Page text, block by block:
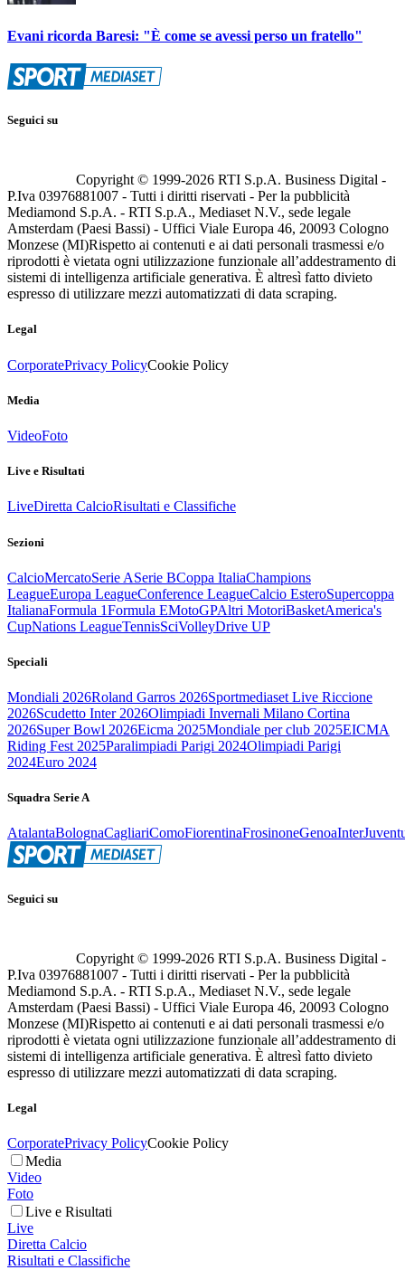
Evani ricorda Baresi: "È come se avessi perso un fratello"
Seguici su
Copyright © 1999-2026 RTI S.p.A. Business Digital -
P.Iva 03976881007 - Tutti i diritti riservati - Per la pubblicità
Mediamond S.p.A. - RTI S.p.A., Mediaset N.V., sede legale
Amsterdam (Paesi Bassi) - Uffici Viale Europa 46, 20093 Cologno
Monzese (MI)Rispetto ai contenuti e ai dati personali trasmessi e/o
riprodotti è vietata ogni utilizzazione funzionale all’addestramento di
sistemi di intelligenza artificiale generativa. È altresì fatto divieto
espresso di utilizzare mezzi automatizzati di data scraping.
Legal
CorporatePrivacy PolicyCookie Policy
Media
VideoFoto
Live e Risultati
LiveDiretta CalcioRisultati e Classifiche
Sezioni
CalcioMercatoSerie ASerie BCoppa ItaliaChampions
LeagueEuropa LeagueConference LeagueCalcio EsteroSupercoppa
ItalianaFormula 1Formula EMotoGPAltri MotoriBasketAmerica's
CupNations LeagueTennisSciVolleyDrive UP
Speciali
Mondiali 2026Roland Garros 2026Sportmediaset Live Riccione
2026Scudetto Inter 2026Olimpiadi Invernali Milano Cortina
2026Super Bowl 2026Eicma 2025Mondiale per club 2025EICMA
Riding Fest 2025Paralimpiadi Parigi 2024Olimpiadi Parigi
2024Euro 2024
Squadra Serie A
AtalantaBolognaCagliariComoFiorentinaFrosinoneGenoaInter
Seguici su
Copyright © 1999-2026 RTI S.p.A. Business Digital -
P.Iva 03976881007 - Tutti i diritti riservati - Per la pubblicità
Mediamond S.p.A. - RTI S.p.A., Mediaset N.V., sede legale
Amsterdam (Paesi Bassi) - Uffici Viale Europa 46, 20093 Cologno
Monzese (MI)Rispetto ai contenuti e ai dati personali trasmessi e/o
riprodotti è vietata ogni utilizzazione funzionale all’addestramento di
sistemi di intelligenza artificiale generativa. È altresì fatto divieto
espresso di utilizzare mezzi automatizzati di data scraping.
Legal
CorporatePrivacy PolicyCookie Policy
Media
Video
Foto
Live e Risultati
Live
Diretta Calcio
Risultati e Classifiche